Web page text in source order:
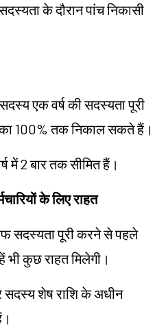
के दौरान पांच निकासी
एक वर्ष की सदस्यता पूरी
100% तक निकाल सकते हैं।
में 2 बार तक सीमित हैं।
के लिए राहत
सदस्यता पूरी करने से पहले
भी कुछ राहत मिलेगी।
सदस्य शेष राशि के अधीन